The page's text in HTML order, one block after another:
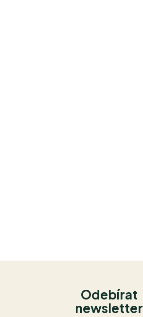
Odebírat
newsletter